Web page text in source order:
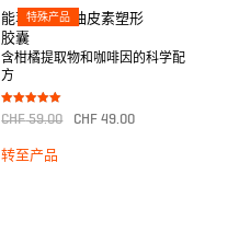
特殊产品
能萃地中海柚皮素塑形
胶囊
含柑橘提取物和咖啡因的科学配
方
Bewertet mit
5.00
CHF59.00 CHF 49.00
转至产品